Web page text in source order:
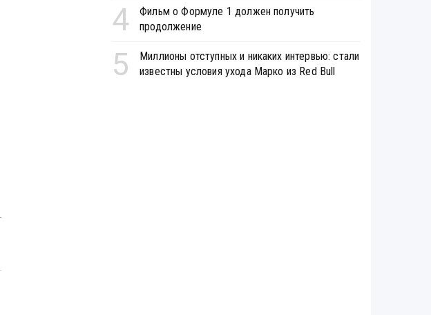
4
Фильм о Формуле 1 должен получить
продолжение
5
Миллионы отступных и никаких интервью: стали
известны условия ухода Марко из Red Bull